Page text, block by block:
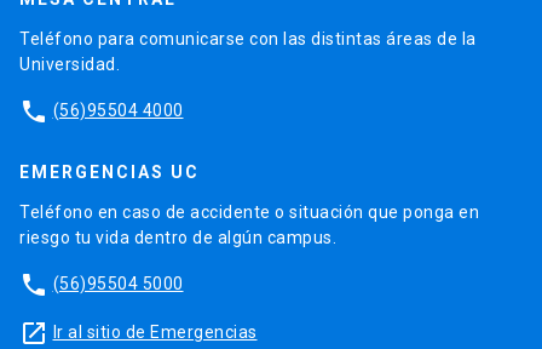
Teléfono para comunicarse con las distintas áreas de la
Universidad.
phone (56)95504 4000
EMERGENCIAS UC
Teléfono en caso de accidente o situación que ponga en
riesgo tu vida dentro de algún campus.
phone (56)95504 5000
launch Ir al sitio de Emergencias